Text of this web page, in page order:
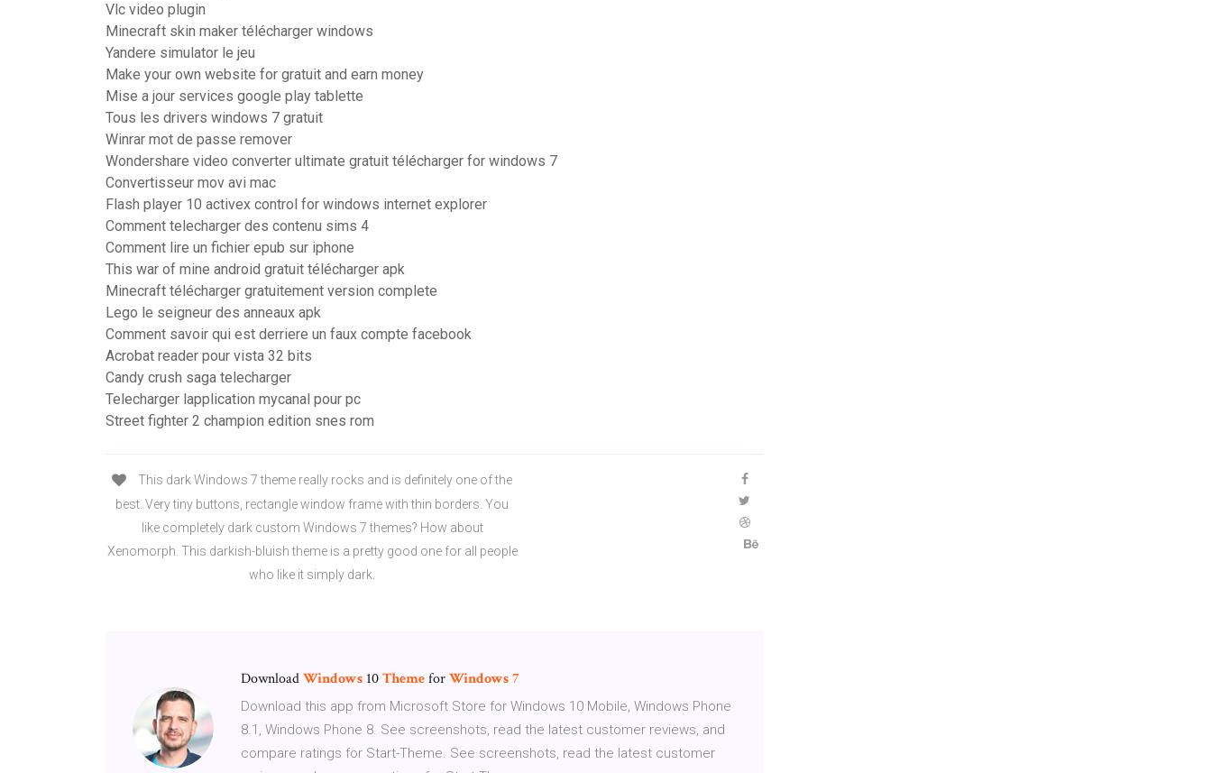
Vlc video plugin
Minecraft skin maker télécharger windows
Yandere simulator le jeu
Make your own website for gratuit and earn money
Mise a jour services google play tablette
Tous les drivers windows 7 gratuit
Winrar mot de passe remover
Wondershare video converter ultimate gratuit télécharger for windows 7
Convertisseur mov avi mac
Flash player 10 activex control for windows internet explorer
Comment telecharger des contenu sims 4
Comment lire un fichier epub sur iphone
This war of mine android gratuit télécharger apk
Minecraft télécharger gratuitement version complete
Lego le seigneur des anneaux apk
Comment savoir qui est derriere un faux compte facebook
Acrobat reader pour vista 32 bits
Candy crush saga telecharger
Telecharger lapplication mycanal pour pc
Street fighter 2 champion edition snes rom
This dark Windows 7 theme really rocks and is definitely one of the
best. Very tiny buttons, rectangle window frame with thin borders. You
like completely dark custom Windows 7 themes? How about
Xenomorph. This darkish-bluish theme is a pretty good one for all people
who like it simply dark.
DownloadWindows 10ThemeforWindows7
Download this app from Microsoft Store for Windows 10 Mobile, Windows Phone
8.1, Windows Phone 8. See screenshots, read the latest customer reviews, and
compare ratings for Start-Theme. See screenshots, read the latest customer